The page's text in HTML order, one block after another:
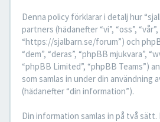
Denna policy förklarar i detalj hur
partners (hädanefter “vi”, “oss”, “vår”,
“https://sjalbarn.se/forum”) och
“dem”, “deras”, “phpBB mjukvara”,
“phpBB Limited”, “phpBB Teams”)
som samlas in under din användning
(hädanefter “din information”).
Din information samlas in på två